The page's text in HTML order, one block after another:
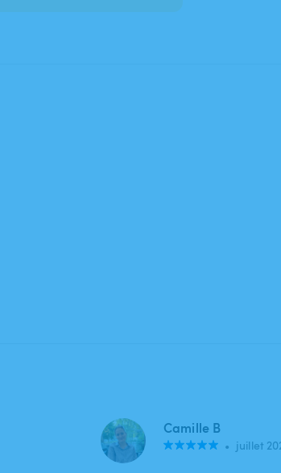
Camille B
• juillet